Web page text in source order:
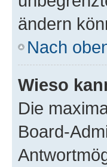
ändern
Nach
Wieso
Die
Board-